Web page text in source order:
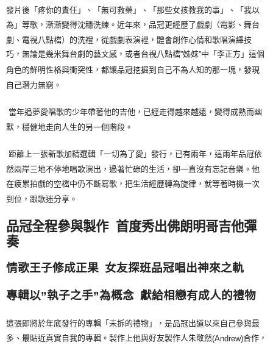
海外地區配送 查看運費
發片後「疼你的責任」、「無可救藥」、「那些女孩教我的事」、「我以
為」等歌，漸漸變得沈穩洗練。近年來，品冠更經歷了戲劇（電影、舞台
劇、電視八點檔）的洗禮，從戲劇表演裡，體會創作心情和歌唱演繹技
巧，無論是幾米舞台劇的藝文感，或者台視八點檔”姊妹”中「李正方」這個
角色的鮮明性格與衝突性，都讓品冠挖掘到自己不為人知的那一塊，發現
自己潛力無窮。
當年追夢愛唱歌的少年帶著他的吉他，已經走得越來越遠，變得成熟而幽
默，穩健地走向人生的另一個階段。
距離上一張新歌加精選輯「一切為了愛」發行，已有兩年，這兩年品冠依
然兩岸三地不停地唱歌演出，過著忙碌的生活，卻一直沒有忘記音樂。他
在疲累拍戲的空檔中仍不斷寫歌，把生活經歷轉為旋律，就等著時機一次
到位，跟歌迷分享。
品冠全程參與製作 首度秀出佛朗明哥吉他彈
奏
情歌王子修成正果 女友探班品冠唱出神來之軌
專輯以”執子之手”為概念 獻給相戀有成人的禮物
這張即將於年底發行的專輯「未拆的禮物」，是品冠出道以來自己參與最
多、最貼近真實自我的專輯。製作上他與好友製作人朱敬然(Andrew)合作，